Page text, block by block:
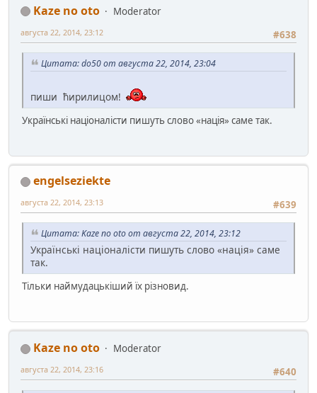
Kaze no oto
Moderator
#638
августа 22, 2014, 23:12
Цитата: do50 от августа 22, 2014, 23:04
пиши ћирилицом!
Українські націоналісти пишуть слово «нація» саме так.
engelseziekte
#639
августа 22, 2014, 23:13
Цитата: Kaze no oto от августа 22, 2014, 23:12
Українські націоналісти пишуть слово «нація» саме
так.
Тільки наймудацькіший їх різновид.
Kaze no oto
Moderator
#640
августа 22, 2014, 23:16